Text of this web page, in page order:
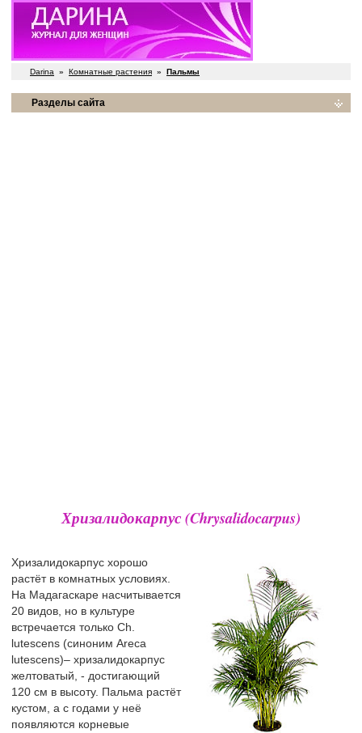
Darina » Комнатные растения » Пальмы
Разделы сайта
Хризалидокарпус (Chrysalidocarpus)
Хризалидокарпус хорошо
растёт в комнатных условиях.
На Мадагаскаре насчитывается
20 видов, но в культуре
встречается только Ch.
lutescens (синоним Areca
lutescens)– хризалидокарпус
желтоватый, - достигающий
120 см в высоту. Пальма растёт
кустом, а с годами у неё
появляются корневые